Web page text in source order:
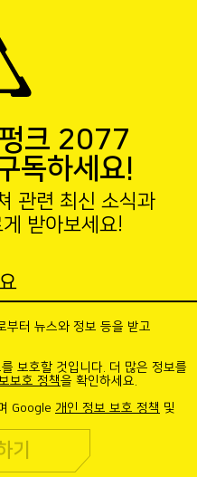
크 2077
독하세요!
관련 최신 소식과
받아보세요!
부터 뉴스와 정보 등을 받고
보호할 것입니다. 더 많은 정보를
보호 정책을 확인하세요.
Google 개인 정보 보호 정책 및
기